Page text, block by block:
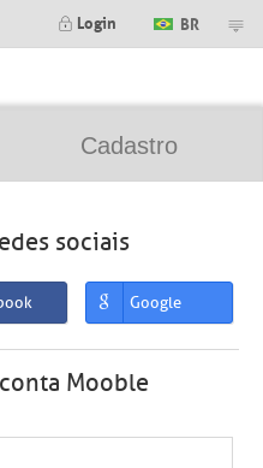
Login BR
Cadastro
sociais
Google
Mooble